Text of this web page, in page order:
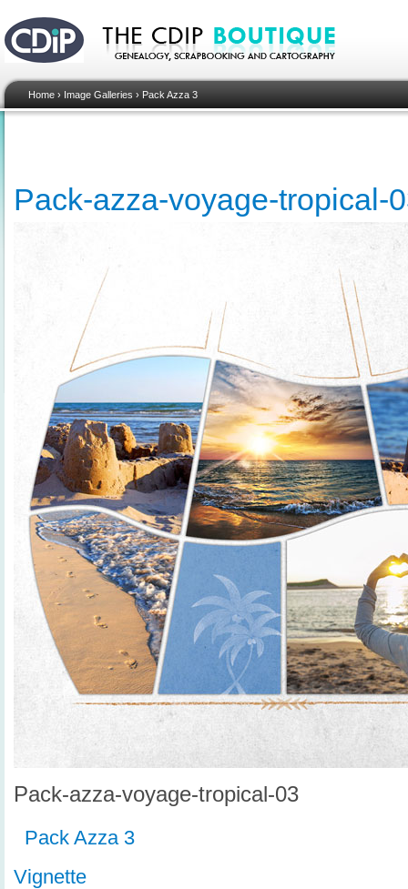
Home › Image Galleries › Pack Azza 3
Pack-azza-voyage-tropical-
Pack-azza-voyage-tropical-03
Pack Azza 3
Vignette